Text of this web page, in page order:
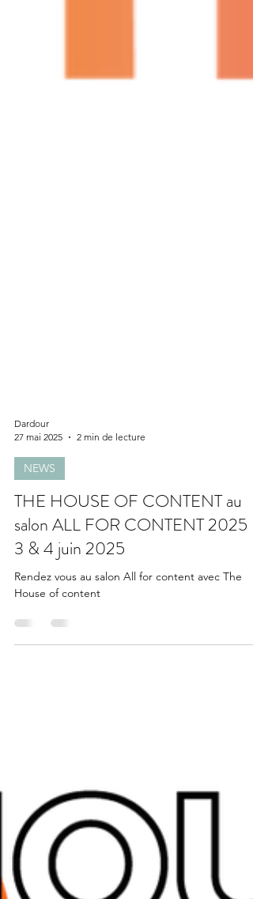
Dardour
27 mai 2025
2 min de lecture
NEWS
THE HOUSE OF CONTENT au
3 & 4 juin 2025